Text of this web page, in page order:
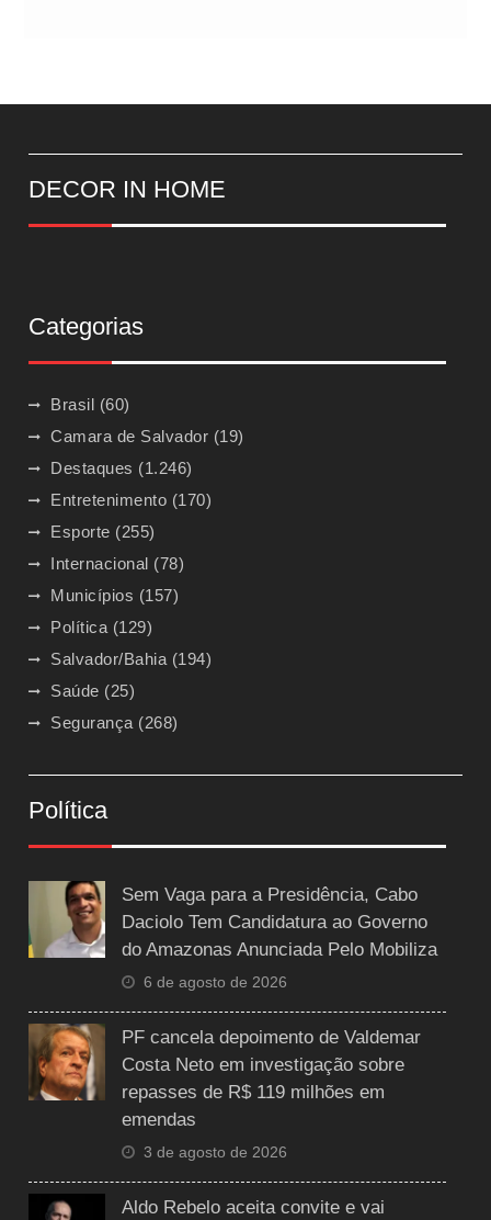
DECOR IN HOME
Categorias
Brasil (60)
Camara de Salvador (19)
Destaques (1.246)
Entretenimento (170)
Esporte (255)
Internacional (78)
Municípios (157)
Política (129)
Salvador/Bahia (194)
Saúde (25)
Segurança (268)
Política
Sem Vaga para a Presidência, Cabo
Daciolo Tem Candidatura ao Governo
do Amazonas Anunciada Pelo Mobiliza
6 de agosto de 2026
PF cancela depoimento de Valdemar
Costa Neto em investigação sobre
repasses de R$ 119 milhões em
emendas
3 de agosto de 2026
Aldo Rebelo aceita convite e vai